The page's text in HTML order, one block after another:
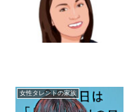
女性タレントの家族